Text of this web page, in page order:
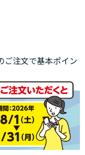
ご注文で基本ポイン